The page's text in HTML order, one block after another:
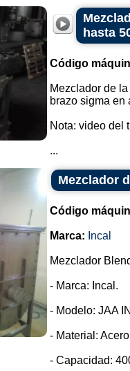
hasta
Código
Mezclador de
brazo sigma en
Nota: video del
...
Mezclador
Código
Marca: Incal
Mezclador
- Marca: Incal.
- Modelo: JAA
- Material:
- Capacidad: